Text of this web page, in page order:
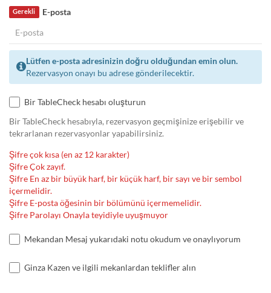
E-posta
Gerekli
Lütfen e-posta adresinizin doğru olduğundan emin olun.
Rezervasyon onayı bu adrese gönderilecektir.
Bir TableCheck hesabı oluşturun
Bir TableCheck hesabıyla, rezervasyon geçmişinize erişebilir ve
tekrarlanan rezervasyonlar yapabilirsiniz.
Şifre çok kısa (en az 12 karakter)
Şifre Çok zayıf.
Şifre En az bir büyük harf, bir küçük harf, bir sayı ve bir sembol
içermelidir.
Şifre E-posta öğesinin bir bölümünü içermemelidir.
Şifre Parolayı Onayla teyidiyle uyuşmuyor
Mekandan Mesaj yukarıdaki notu okudum ve onaylıyorum
Ginza Kazen ve ilgili mekanlardan teklifler alın